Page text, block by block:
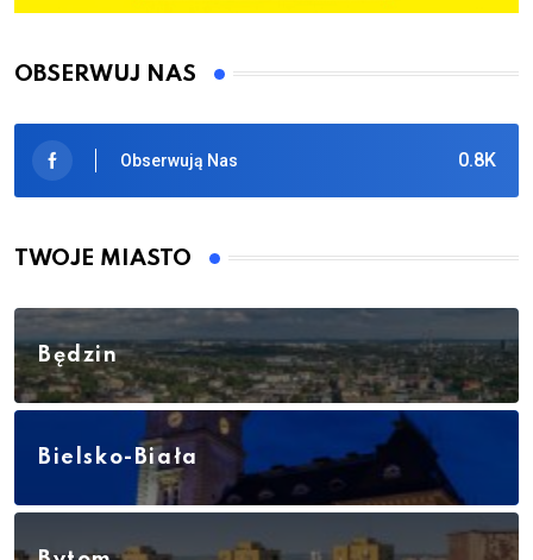
OBSERWUJ NAS
0.8K
Obserwują Nas
TWOJE MIASTO
Będzin
Bielsko-Biała